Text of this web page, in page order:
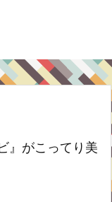
』がこってり美